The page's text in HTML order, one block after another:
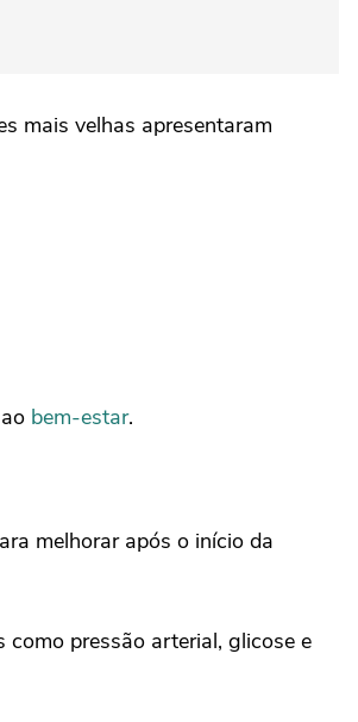
mais velhas apresentaram
bem-estar.
melhorar após o início da
pressão arterial, glicose e